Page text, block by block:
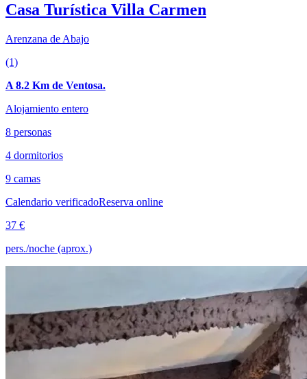
Casa Turística Villa Carmen
Arenzana de Abajo
(1)
A 8.2 Km de Ventosa.
Alojamiento entero
8 personas
4 dormitorios
9 camas
Calendario verificadoReserva online
37 €
pers./noche (aprox.)